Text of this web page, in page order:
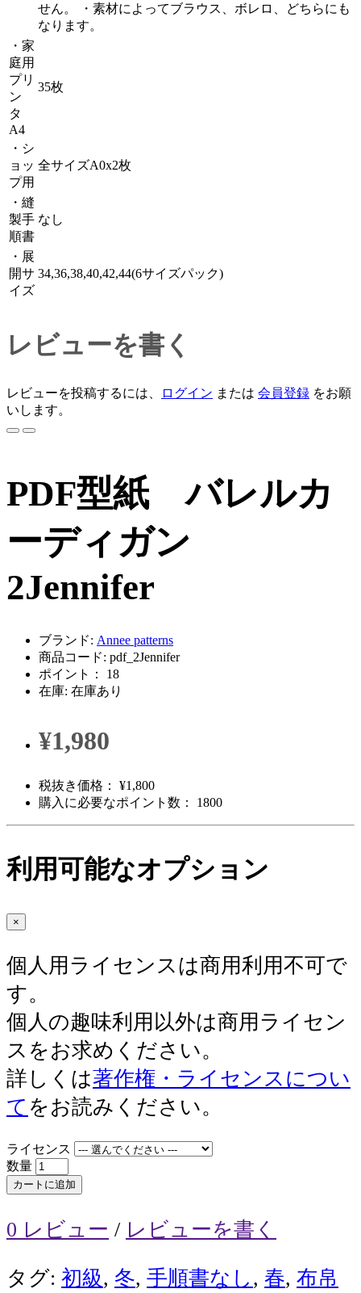
せん。 ・素材によってブラウス、ボレロ、どちらにも
なります。
・家
庭用
プリ
ン
タ
A4
35枚
・シ
ョッ
プ用
全サイズA0x2枚
・縫
製手
順書
なし
・展
開サ
イズ
34,36,38,40,42,44(6サイズパック)
レビューを書く
レビューを投稿するには、 ログイン または 会員登録 をお願
いします。
PDF型紙 バレルカ
ーディガン
2Jennifer
ブランド: Annee patterns
商品コード: pdf_2Jennifer
ポイント： 18
在庫: 在庫あり
¥1,980
税抜き価格： ¥1,800
購入に必要なポイント数： 1800
利用可能なオプション
×
個人用ライセンスは商用利用不可で
す。
個人の趣味利用以外は商用ライセン
スをお求めください。
詳しくは著作権・ライセンスについ
て をお読みください。
ライセンス
数量
カートに追加
0 レビュー / レビューを書く
タグ: 初級, 冬, 手順書なし , 春, 布帛